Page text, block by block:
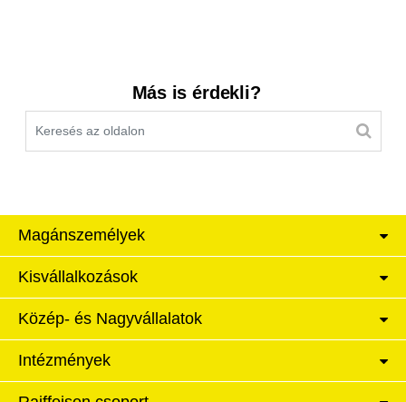
Más is érdekli?
Magánszemélyek
Kisvállalkozások
Közép- és Nagyvállalatok
Intézmények